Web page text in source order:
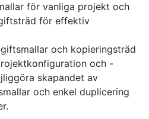
för vanliga projekt och
för effektiv
och kopieringsträd
och -
skapandet av
och enkel duplicering